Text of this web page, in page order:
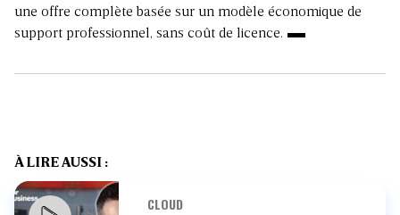
une offre complète basée sur un modèle économique de
support professionnel, sans coût de licence.
À LIRE AUSSI :
CLOUD